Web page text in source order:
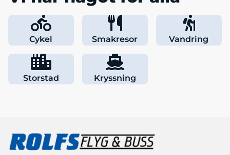
Cykel Smakresor Vandring
Storstad Kryssning